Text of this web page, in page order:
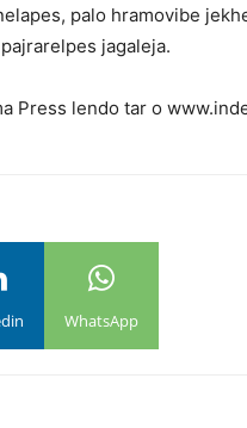
palo hramovibe
jagaleja.
Press lendo tar o
WhatsApp